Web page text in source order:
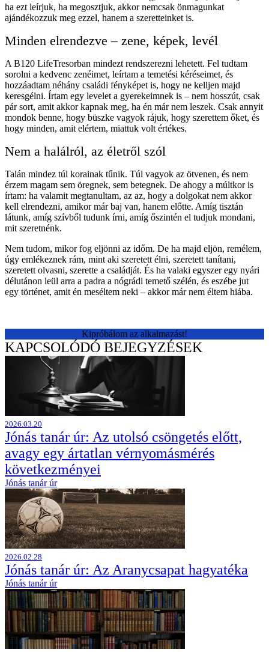
ha ezt leírjuk, ha megosztjuk, akkor nemcsak önmagunkat
ajándékozzuk meg ezzel, hanem a szeretteinket is.
Minden elrendezve – zene, képek, levél
A B120 LifeTresorban mindezt rendszerezni lehetett. Fel tudtam
sorolni a kedvenc zenéimet, leírtam a temetési kéréseimet, és
hozzáadtam néhány családi fényképet is, hogy ne kelljen majd
keresgélni. Írtam egy levelet a gyerekeimnek is – nem hosszút, csak
pár sort, amit akkor kapnak meg, ha én már nem leszek. Csak annyit
mondok benne, hogy büszke vagyok rájuk, hogy szerettem őket, és
hogy minden, amit elértem, miattuk volt értékes.
Nem a halálról, az életről szól
Talán mindez túl korainak tűnik. Túl vagyok az ötvenen, és nem
érzem magam sem öregnek, sem betegnek. De ahogy a múltkor is
írtam: ha valamit megtanultam, az az, hogy a dolgokat nem akkor
kell elrendezni, amikor már baj van, hanem előtte. Amíg tisztán
látunk, amíg szívből tudunk írni, amíg őszintén el tudjuk mondani,
mit szeretnénk.
Nem tudom, mikor fog eljönni az időm. De ha majd eljön, remélem,
úgy emlékeznek rám, mint aki szeretett élni, szeretett tanítani,
szeretett olvasni, szerette a családját. És ha valaki egyszer egy nyári
délutánon leül arra a padra a nógrádi temető szélén, és eszébe jut
egy történet, amit én meséltem neki – akkor már nem éltem hiába.
Kipróbálom az alkalmazást!
KAPCSOLÓDÓ BEJEGYZÉSEK
2026.03.20
Jónás tanár úr: Az utolsó csöngetés előtt,
avagy egy ártatlan vérnyomásmérés
következményei
Jónás tanár úr
2026.02.28
Jónás tanár úr: Az Aranycsapat hagyatéka
Jónás tanár úr